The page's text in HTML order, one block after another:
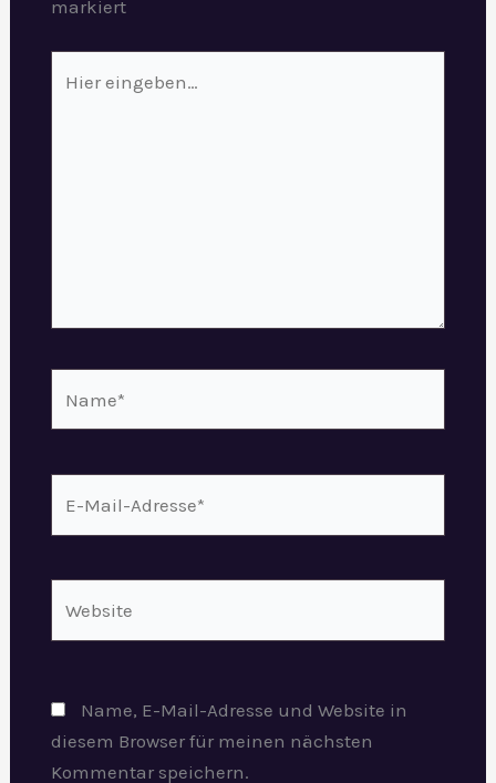
markiert
eingeben…
Name, E-Mail-Adresse und Website in
diesem Browser für meinen nächsten
Kommentar speichern.